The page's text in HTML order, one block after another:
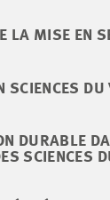
LA MISE EN
SCIENCES DU
DURABLE
SCIENCES